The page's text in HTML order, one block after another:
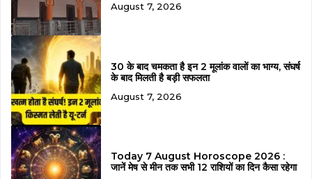
August 7, 2026
30 के बाद चमकता है इन 2 मूलांक वालों का भाग्य, संघर्ष
के बाद मिलती है बड़ी सफलता
August 7, 2026
Today 7 August Horoscope 2026 :
जानें मेष से मीन तक सभी 12 राशियों का दिन कैसा रहेगा